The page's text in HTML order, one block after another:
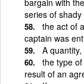
series of shady
the act of
captain was
A
the type
result of an